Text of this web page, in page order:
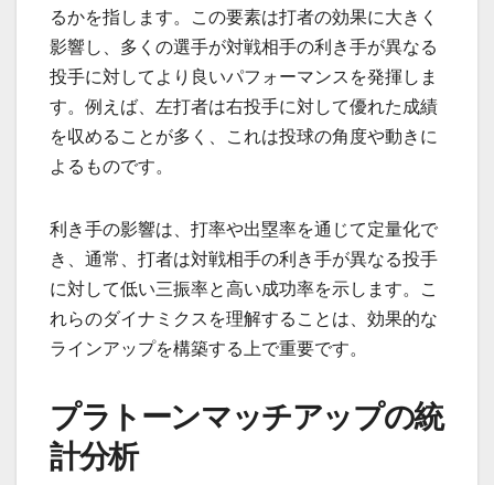
るかを指します。この要素は打者の効果に大きく
影響し、多くの選手が対戦相手の利き手が異なる
投手に対してより良いパフォーマンスを発揮しま
す。例えば、左打者は右投手に対して優れた成績
を収めることが多く、これは投球の角度や動きに
よるものです。
利き手の影響は、打率や出塁率を通じて定量化で
き、通常、打者は対戦相手の利き手が異なる投手
に対して低い三振率と高い成功率を示します。こ
れらのダイナミクスを理解することは、効果的な
ラインアップを構築する上で重要です。
プラトーンマッチアップの統
計分析